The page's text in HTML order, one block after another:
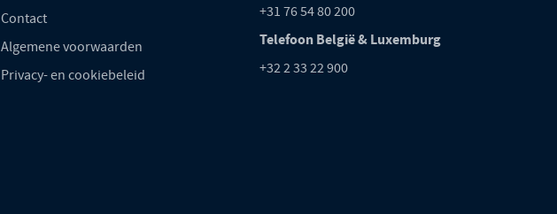
Contact
Algemene voorwaarden
Privacy- en cookiebeleid
+31 76 54 80 200
Telefoon België & Luxemburg
+32 2 33 22 900